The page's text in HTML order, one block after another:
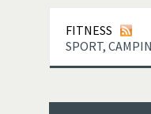
FITNESS
SPORT,